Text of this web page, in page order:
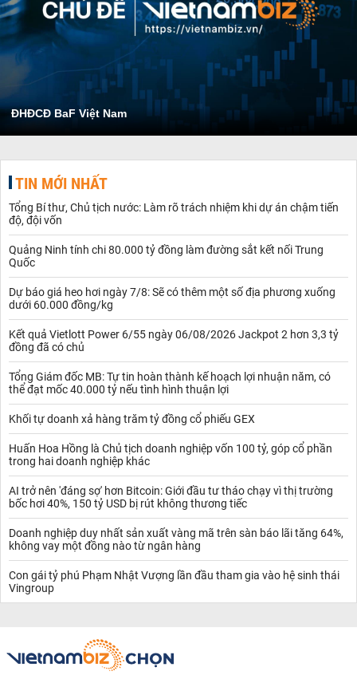
ĐHĐCĐ BaF Việt Nam
TIN MỚI NHẤT
Tổng Bí thư, Chủ tịch nước: Làm rõ trách nhiệm khi dự án chậm tiến
độ, đội vốn
Quảng Ninh tính chi 80.000 tỷ đồng làm đường sắt kết nối Trung
Quốc
Dự báo giá heo hơi ngày 7/8: Sẽ có thêm một số địa phương xuống
dưới 60.000 đồng/kg
Kết quả Vietlott Power 6/55 ngày 06/08/2026 Jackpot 2 hơn 3,3 tỷ
đồng đã có chủ
Tổng Giám đốc MB: Tự tin hoàn thành kế hoạch lợi nhuận năm, có
thể đạt mốc 40.000 tỷ nếu tình hình thuận lợi
Khối tự doanh xả hàng trăm tỷ đồng cổ phiếu GEX
Huấn Hoa Hồng là Chủ tịch doanh nghiệp vốn 100 tỷ, góp cổ phần
trong hai doanh nghiệp khác
AI trở nên 'đáng sợ' hơn Bitcoin: Giới đầu tư tháo chạy vì thị trường
bốc hơi 40%, 150 tỷ USD bị rút không thương tiếc
Doanh nghiệp duy nhất sản xuất vàng mã trên sàn báo lãi tăng 64%,
không vay một đồng nào từ ngân hàng
Con gái tỷ phú Phạm Nhật Vượng lần đầu tham gia vào hệ sinh thái
Vingroup